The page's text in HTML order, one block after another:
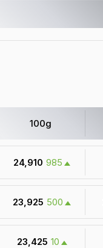
100g
₹ 24,910 985
₹ 23,925 500
₹ 23,425 10